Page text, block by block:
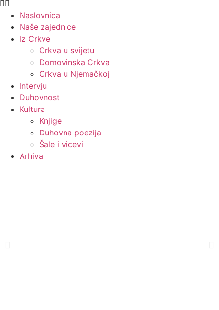
Naslovnica
Naše zajednice
Iz Crkve
Crkva u svijetu
Domovinska Crkva
Crkva u Njemačkoj
Intervju
Duhovnost
Kultura
Knjige
Duhovna poezija
Šale i vicevi
Arhiva